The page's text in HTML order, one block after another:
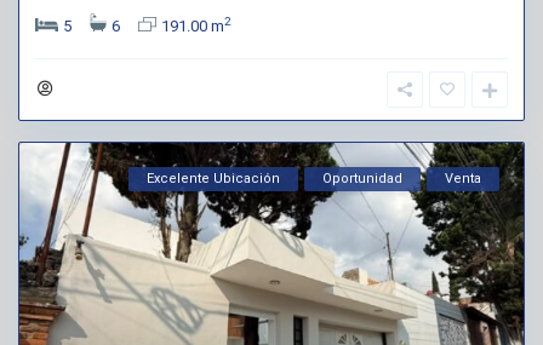
5
6 191.00 m2
Excelente Ubicación Oportunidad Venta